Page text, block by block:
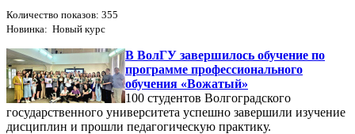
Количество показов: 355
Новинка: Новый курс
В ВолГУ завершилось обучение по
программе профессионального
обучения «Вожатый»
100 студентов Волгоградского
государственного университета успешно завершили изучение
дисциплин и прошли педагогическую практику.